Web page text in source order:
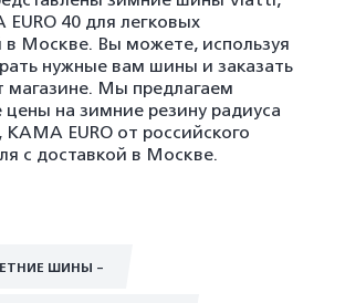
40 для легковых
в Москве. Вы можете, используя
нужные вам шины и заказать
магазине. Мы предлагаем
на зимние резину радиуса
EURO от российского
с доставкой в Москве.
ШИНЫ -